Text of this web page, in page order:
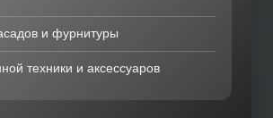
и фурнитуры
техники и аксессуаров